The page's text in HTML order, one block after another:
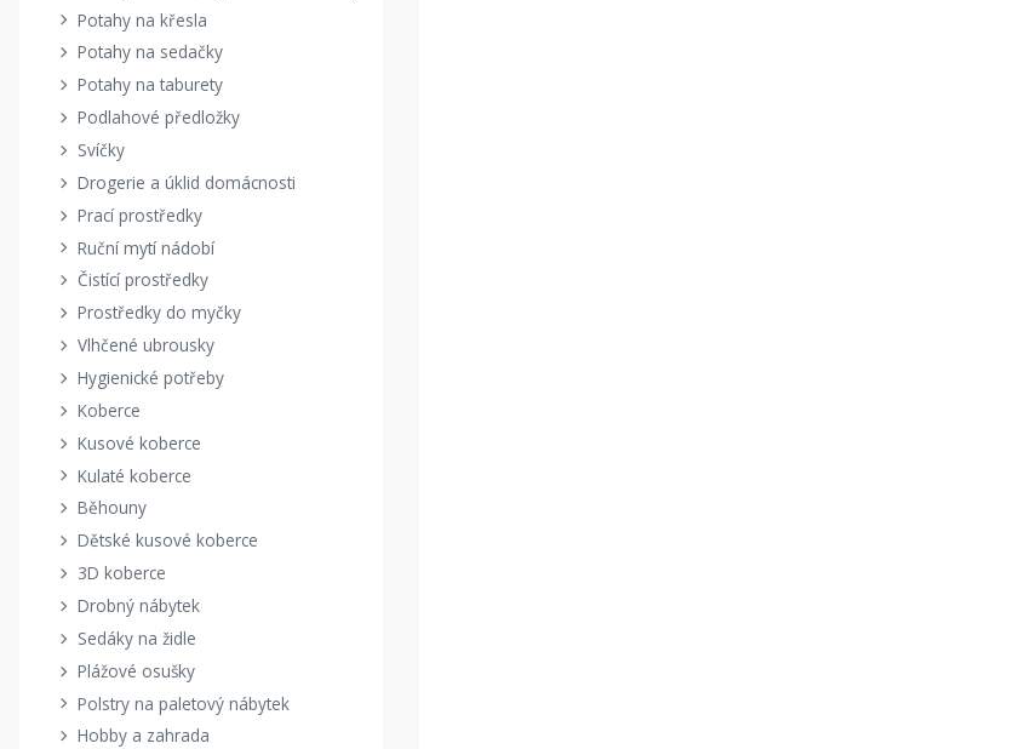
Potahy na křesla
Potahy na sedačky
Potahy na taburety
Podlahové předložky
Svíčky
Drogerie a úklid domácnosti
Prací prostředky
Ruční mytí nádobí
Čistící prostředky
Prostředky do myčky
Vlhčené ubrousky
Hygienické potřeby
Koberce
Kusové koberce
Kulaté koberce
Běhouny
Dětské kusové koberce
3D koberce
Drobný nábytek
Sedáky na židle
Plážové osušky
Polstry na paletový nábytek
Hobby a zahrada